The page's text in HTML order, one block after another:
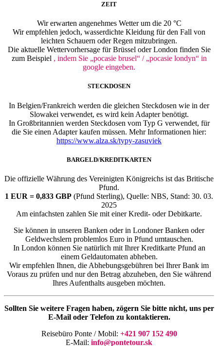
ZEIT
Wir erwarten angenehmes Wetter um die 20 °C
Wir empfehlen jedoch, wasserdichte Kleidung für den Fall von
leichten Schauern oder Regen mitzubringen.
Die aktuelle Wettervorhersage für Brüssel oder London finden Sie
zum Beispiel , indem Sie „pocasie brusel“ / „pocasie londyn“ in
google eingeben.
STECKDOSEN
In Belgien/Frankreich werden die gleichen Steckdosen wie in der
Slowakei verwendet, es wird kein Adapter benötigt.
In Großbritannien werden Steckdosen vom Typ G verwendet, für
die Sie einen Adapter kaufen müssen. Mehr Informationen hier:
https://www.alza.sk/typy-zasuviek
BARGELD/KREDITKARTEN
Die offizielle Währung des Vereinigten Königreichs ist das Britische
Pfund.
1 EUR = 0,833 GBP (Pfund Sterling), Quelle: NBS, Stand: 30. 03.
2025
Am einfachsten zahlen Sie mit einer Kredit- oder Debitkarte.
Sie können in unseren Banken oder in Londoner Banken oder
Geldwechslern problemlos Euro in Pfund umtauschen.
In London können Sie natürlich mit Ihrer Kreditkarte Pfund an
einem Geldautomaten abheben.
Wir empfehlen Ihnen, die Abhebungsgebühren bei Ihrer Bank im
Voraus zu prüfen und nur den Betrag abzuheben, den Sie während
Ihres Aufenthalts ausgeben möchten.
Sollten Sie weitere Fragen haben, zögern Sie bitte nicht, uns per
E-Mail oder Telefon zu kontaktieren.
Reisebüro Ponte / Mobil: +421 907 152 490
E-Mail: info@pontetour.sk